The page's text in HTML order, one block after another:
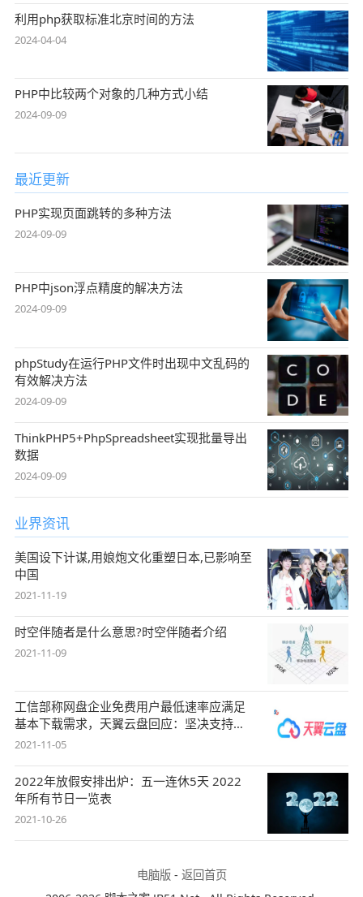
利用php获取标准北京时间的方法
2024-04-04
PHP中比较两个对象的几种方式小结
2024-09-09
最近更新
PHP实现页面跳转的多种方法
2024-09-09
PHP中json浮点精度的解决方法
2024-09-09
phpStudy在运行PHP文件时出现中文乱码的
有效解决方法
2024-09-09
ThinkPHP5+PhpSpreadsheet实现批量导出
数据
2024-09-09
业界资讯
美国设下计谋,用娘炮文化重塑日本,已影响至
中国
2021-11-19
时空伴随者是什么意思?时空伴随者介绍
2021-11-09
工信部称网盘企业免费用户最低速率应满足
基本下载需求，天翼云盘回应：坚决支持，
始终
2021-11-05
2022年放假安排出炉：五一连休5天 2022
年所有节日一览表
2021-10-26
电脑版- 返回首页